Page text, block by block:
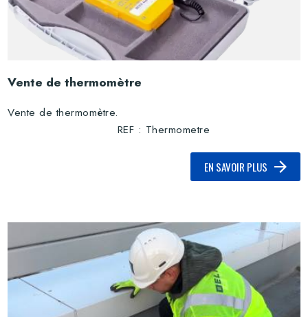
Vente de thermomètre
Vente de thermomètre.
REF : Thermometre
EN SAVOIR PLUS